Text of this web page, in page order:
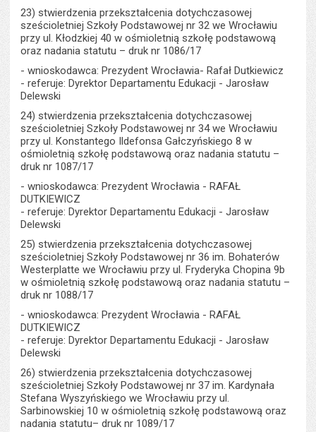
23) stwierdzenia przekształcenia dotychczasowej
sześcioletniej Szkoły Podstawowej nr 32 we Wrocławiu
przy ul. Kłodzkiej 40 w ośmioletnią szkołę podstawową
oraz nadania statutu – druk nr 1086/17
- wnioskodawca: Prezydent Wrocławia- Rafał Dutkiewicz
- referuje: Dyrektor Departamentu Edukacji - Jarosław
Delewski
24) stwierdzenia przekształcenia dotychczasowej
sześcioletniej Szkoły Podstawowej nr 34 we Wrocławiu
przy ul. Konstantego Ildefonsa Gałczyńskiego 8 w
ośmioletnią szkołę podstawową oraz nadania statutu –
druk nr 1087/17
- wnioskodawca: Prezydent Wrocławia - RAFAŁ
DUTKIEWICZ
- referuje: Dyrektor Departamentu Edukacji - Jarosław
Delewski
25) stwierdzenia przekształcenia dotychczasowej
sześcioletniej Szkoły Podstawowej nr 36 im. Bohaterów
Westerplatte we Wrocławiu przy ul. Fryderyka Chopina 9b
w ośmioletnią szkołę podstawową oraz nadania statutu –
druk nr 1088/17
- wnioskodawca: Prezydent Wrocławia - RAFAŁ
DUTKIEWICZ
- referuje: Dyrektor Departamentu Edukacji - Jarosław
Delewski
26) stwierdzenia przekształcenia dotychczasowej
sześcioletniej Szkoły Podstawowej nr 37 im. Kardynała
Stefana Wyszyńskiego we Wrocławiu przy ul.
Sarbinowskiej 10 w ośmioletnią szkołę podstawową oraz
nadania statutu– druk nr 1089/17